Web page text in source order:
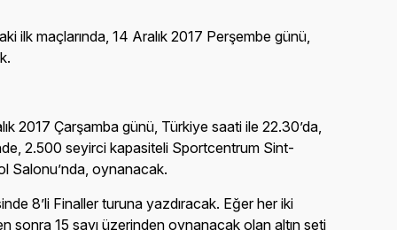
ilk maçlarında, 14 Aralık 2017 Perşembe günü,
2017 Çarşamba günü, Türkiye saati ile 22.30’da,
2.500 seyirci kapasiteli Sportcentrum Sint-
Salonu’nda, oynanacak.
8’li Finaller turuna yazdıracak. Eğer her iki
sonra 15 sayı üzerinden oynanacak olan altın seti